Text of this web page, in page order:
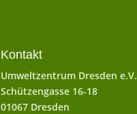
Kontakt
Umweltzentrum Dresden e.V.
Schützengasse 16-18
01067 Dresden